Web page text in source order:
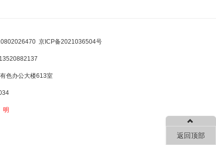
返回顶部
京ICP备2021036504号
色办公大楼613室